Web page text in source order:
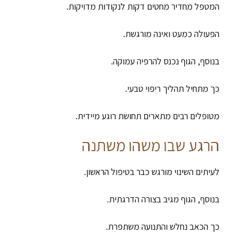
המטפל מחדיר מחטים דקות לנקודות מדויקות.
הפעולה כמעט ואינה מורגשת.
בנוסף, הגוף נכנס להרפיה עמוקה.
כך מתחיל תהליך ריפוי טבעי.
מטופלים רבים מתארים תחושת רוגע מיידית.
הרגע שבו משהו משתנה
לעיתים השינוי מורגש כבר בטיפול הראשון.
בנוסף, הגוף מגיב בצורה הדרגתית.
כך הכאב נחלש והתנועה משתפרת.